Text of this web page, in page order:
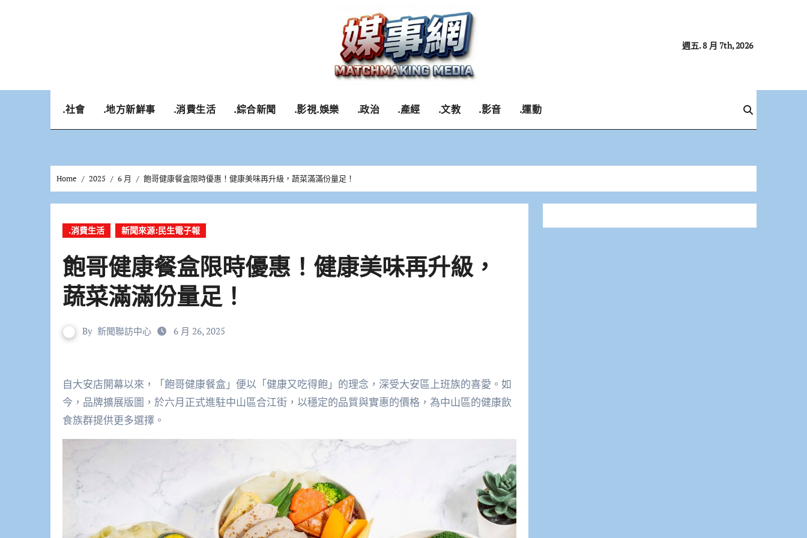
週五. 8 月 7th, 2026
.社會 .地方新鮮事 .消費生活 .綜合新聞 .影視.娛樂 .政治 .產經 .文教 .影音 .運動
Home 2025 6 月 飽哥健康餐盒限時優惠！健康美味再升級，蔬菜滿滿份量足！
.消費生活 新聞來源:民生電子報
飽哥健康餐盒限時優惠！健康美味再升級，
蔬菜滿滿份量足！
By 新聞聯訪中心 6 月 26, 2025
自大安店開幕以來，「飽哥健康餐盒」便以「健康又吃得飽」的理念，深受大安區上班族的喜愛。如
今，品牌擴展版圖，於六月正式進駐中山區合江街，以穩定的品質與實惠的價格，為中山區的健康飲
食族群提供更多選擇。